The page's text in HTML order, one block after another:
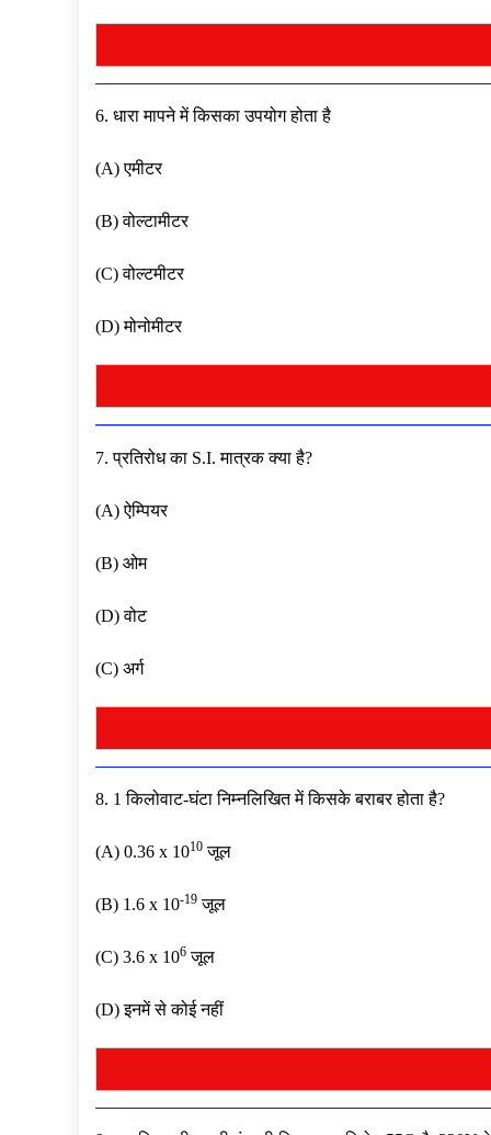
6. धारा मापने में किसका उपयोग होता है
(A) एमीटर
(B) वोल्टामीटर
(C) वोल्टमीटर
(D) मोनोमीटर
7. प्रतिरोध का S.I. मात्रक क्या है?
(A) ऐम्पियर
(B) ओम
(D) वोट
(C) अर्ग
8. 1 किलोवाट-घंटा निम्नलिखित में किसके बराबर होता है?
(A) 0.36 x 1010 जूल
(B) 1.6 x 10-19 जूल
(C) 3.6 x 106 जूल
(D) इनमें से कोई नहीं